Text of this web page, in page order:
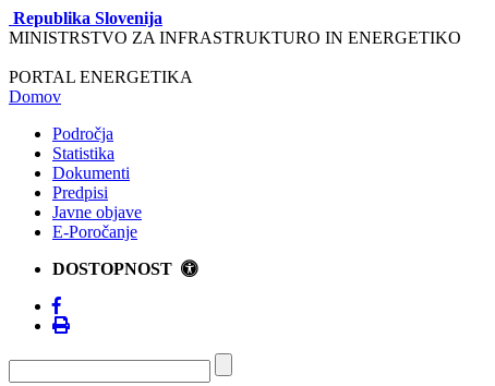
Republika Slovenija
MINISTRSTVO ZA INFRASTRUKTURO IN ENERGETIKO
PORTAL ENERGETIKA
Domov
Področja
Statistika
Dokumenti
Predpisi
Javne objave
E-Poročanje
DOSTOPNOST